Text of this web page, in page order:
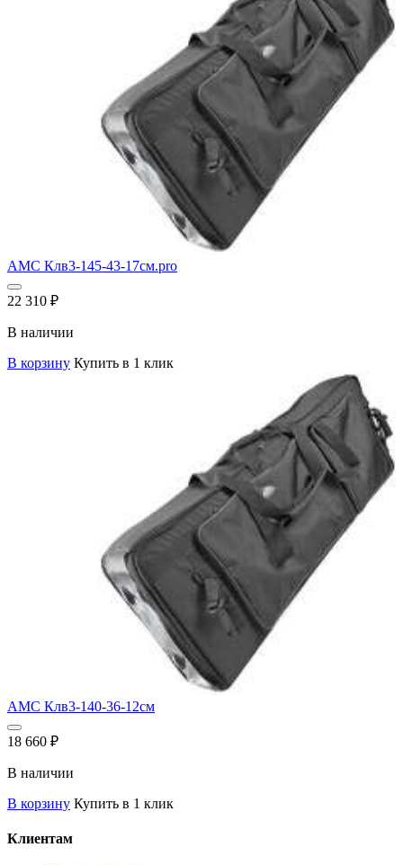
AMC Клв3-145-43-17см.pro
22 310 ₽
В наличии
В корзину Купить в 1 клик
AMC Клв3-140-36-12см
18 660 ₽
В наличии
В корзину Купить в 1 клик
Клиентам